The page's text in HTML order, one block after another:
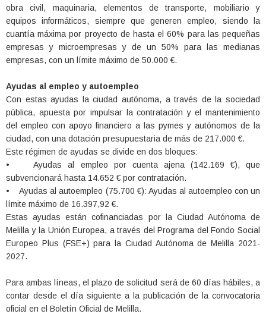
obra civil, maquinaria, elementos de transporte, mobiliario y
equipos informáticos, siempre que generen empleo, siendo la
cuantía máxima por proyecto de hasta el 60% para las pequeñas
empresas y microempresas y de un 50% para las medianas
empresas, con un límite máximo de 50.000 €.
Ayudas al empleo y autoempleo
Con estas ayudas la ciudad autónoma, a través de la sociedad
pública, apuesta por impulsar la contratación y el mantenimiento
del empleo con apoyo financiero a las pymes y autónomos de la
ciudad, con una dotación presupuestaria de más de 217.000 €.
Este régimen de ayudas se divide en dos bloques:
• Ayudas al empleo por cuenta ajena (142.169 €), que
subvencionará hasta 14.652 € por contratación.
• Ayudas al autoempleo (75.700 €): Ayudas al autoempleo con un
límite máximo de 16.397,92 €.
Estas ayudas están cofinanciadas por la Ciudad Autónoma de
Melilla y la Unión Europea, a través del Programa del Fondo Social
Europeo Plus (FSE+) para la Ciudad Autónoma de Melilla 2021-
2027.
Para ambas líneas, el plazo de solicitud será de 60 días hábiles, a
contar desde el día siguiente a la publicación de la convocatoria
oficial en el Boletín Oficial de Melilla.